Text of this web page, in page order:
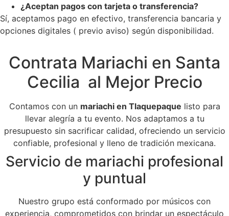
¿Aceptan pagos con tarjeta o transferencia?
Sí, aceptamos pago en efectivo, transferencia bancaria y
opciones digitales ( previo aviso) según disponibilidad.
Contrata Mariachi en Santa
Cecilia al Mejor Precio
Contamos con un mariachi en Tlaquepaque listo para
llevar alegría a tu evento. Nos adaptamos a tu
presupuesto sin sacrificar calidad, ofreciendo un servicio
confiable, profesional y lleno de tradición mexicana.
Servicio de mariachi profesional
y puntual
Nuestro grupo está conformado por músicos con
experiencia, comprometidos con brindar un espectáculo